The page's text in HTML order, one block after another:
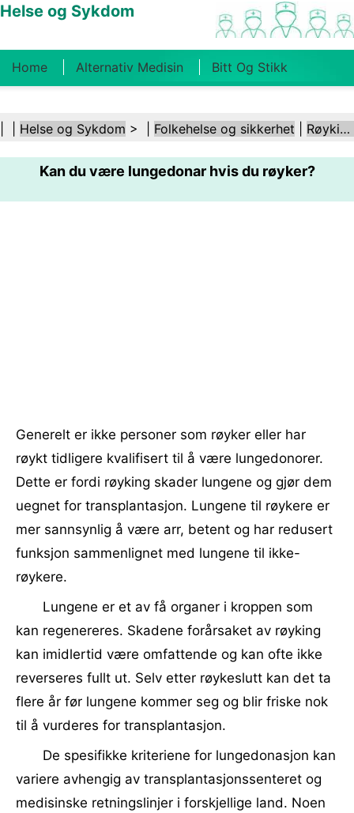
Helse og Sykdom
Home Alternativ Medisin Bitt Og Stikk
Kosthold Og Ernæring Familiehelse
Helsebransjen Psykisk Helse Folkehelse Og
Sikkerhet Kirurgi Og Prosedyrer Helse
Helse og Sykdom > | Folkehelse og sikkerhet Røyking og tobakk
Kan du være lungedonar hvis du røyker?
Generelt er ikke personer som røyker eller har
røykt tidligere kvalifisert til å være lungedonorer.
Dette er fordi røyking skader lungene og gjør dem
uegnet for transplantasjon. Lungene til røykere er
mer sannsynlig å være arr, betent og har redusert
funksjon sammenlignet med lungene til ikke-
røykere.
Lungene er et av få organer i kroppen som
kan regenereres. Skadene forårsaket av røyking
kan imidlertid være omfattende og kan ofte ikke
reverseres fullt ut. Selv etter røykeslutt kan det ta
flere år før lungene kommer seg og blir friske nok
til å vurderes for transplantasjon.
De spesifikke kriteriene for lungedonasjon kan
variere avhengig av transplantasjonssenteret og
medisinske retningslinjer i forskjellige land. Noen